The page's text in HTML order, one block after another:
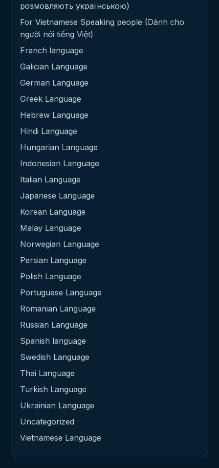
розмовляють українською)
For Vietnamese Speaking people (Dành cho
người nói tiếng Việt)
French language
Galician Language
German Language
Greek Language
Hebrew Language
Hindi Language
Hungarian Language
Indonesian Language
Italian Language
Japanese Language
Korean Language
Malay Language
Norwegian Language
Persian Language
Polish Language
Portuguese Language
Romanian Language
Russian Language
Spanish language
Swedish Language
Thai Language
Turkish Language
Ukrainian Language
Uncategorized
Vietnamese Language